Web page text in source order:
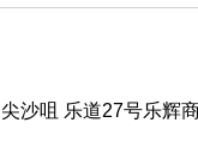
尖沙咀 乐道27号乐辉